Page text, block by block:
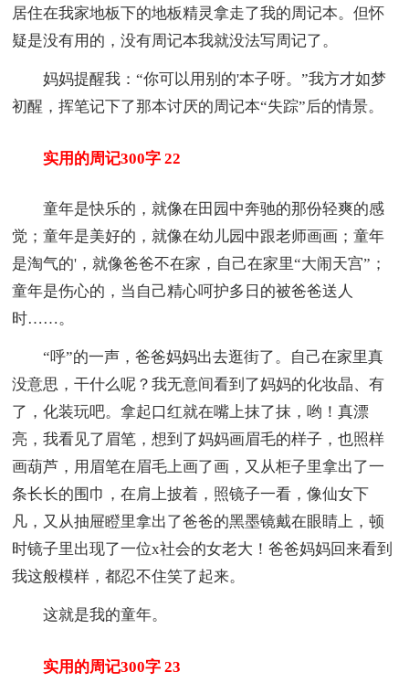
居住在我家地板下的地板精灵拿走了我的周记本。但怀
疑是没有用的，没有周记本我就没法写周记了。
妈妈提醒我：“你可以用别的'本子呀。”我方才如梦
初醒，挥笔记下了那本讨厌的周记本“失踪”后的情景。
实用的周记300字 22
童年是快乐的，就像在田园中奔驰的那份轻爽的感
觉；童年是美好的，就像在幼儿园中跟老师画画；童年
是淘气的'，就像爸爸不在家，自己在家里“大闹天宫”；
童年是伤心的，当自己精心呵护多日的被爸爸送人
时……。
“呼”的一声，爸爸妈妈出去逛街了。自己在家里真
没意思，干什么呢？我无意间看到了妈妈的化妆晶、有
了，化装玩吧。拿起口红就在嘴上抹了抹，哟！真漂
亮，我看见了眉笔，想到了妈妈画眉毛的样子，也照样
画葫芦，用眉笔在眉毛上画了画，又从柜子里拿出了一
条长长的围巾，在肩上披着，照镜子一看，像仙女下
凡，又从抽屉瞪里拿出了爸爸的黑墨镜戴在眼睛上，顿
时镜子里出现了一位x社会的女老大！爸爸妈妈回来看到
我这般模样，都忍不住笑了起来。
这就是我的童年。
实用的周记300字 23